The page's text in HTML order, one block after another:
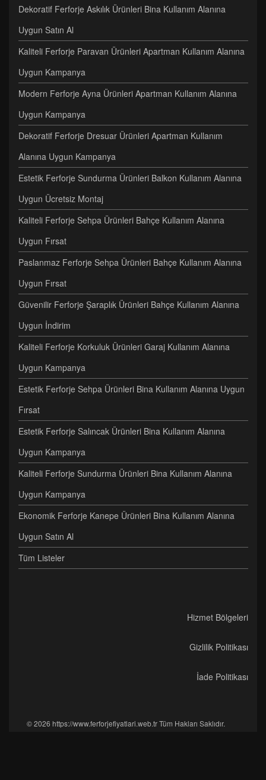
Dekoratif Ferforje Askılık Ürünleri Bina Kullanım Alanına
Uygun Satın Al
Kaliteli Ferforje Paravan Ürünleri Apartman Kullanım Alanına
Uygun Kampanya
Modern Ferforje Ayna Ürünleri Apartman Kullanım Alanına
Uygun Kampanya
Dekoratif Ferforje Dresuar Ürünleri Apartman Kullanım
Alanına Uygun Kampanya
Estetik Ferforje Sundurma Ürünleri Balkon Kullanım Alanına
Uygun Ücretsiz Montaj
Kaliteli Ferforje Sehpa Ürünleri Bahçe Kullanım Alanına
Uygun Fırsat
Paslanmaz Ferforje Sehpa Ürünleri Bahçe Kullanım Alanına
Uygun Fırsat
Güvenilir Ferforje Şaraplık Ürünleri Bahçe Kullanım Alanına
Uygun İndirim
Kaliteli Ferforje Korkuluk Ürünleri Garaj Kullanım Alanına
Uygun Kampanya
Estetik Ferforje Sehpa Ürünleri Bina Kullanım Alanına Uygun
Fırsat
Estetik Ferforje Salıncak Ürünleri Bina Kullanım Alanına
Uygun Kampanya
Kaliteli Ferforje Sundurma Ürünleri Bina Kullanım Alanına
Uygun Kampanya
Ekonomik Ferforje Kanepe Ürünleri Bina Kullanım Alanına
Uygun Satın Al
Tüm Listeler
Hizmet Bölgeleri
Gizlilik Politikası
İade Politikası
© 2026 https://www.ferforjefiyatlari.web.tr Tüm Hakları Saklıdır.